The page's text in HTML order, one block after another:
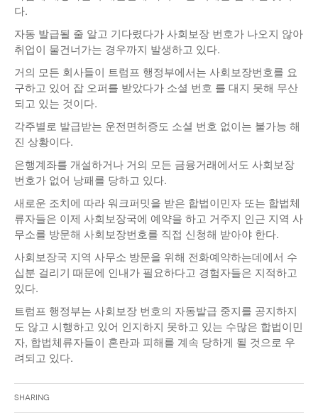
다.
자동 발급될 줄 알고 기다렸다가 사회보장 번호가 나오지 않아
취업이 물건너가는 경우까지 발생하고 있다.
거의 모든 회사들이 트럼프 행정부에서는 사회보장번호를 요
구하고 있어 잡 오퍼를 받았다가 소셜 번호 를 대지 못해 무산
되고 있는 것이다.
각주별로 발급받는 운전면허증도 소셜 번호 없이는 불가능 해
진 상황이다.
은행계좌를 개설하거나 거의 모든 금융거래에서도 사회보장
번호가 없어 낭패를 당하고 있다.
새로운 조치에 따라 워크퍼밋을 받은 합법이민자 또는 합법체
류자들은 이제 사회보장국에 예약을 하고 거주지 인근 지역 사
무소를 방문해 사회보장번호를 직접 신청해 받아야 한다.
사회보장국 지역 사무소 방문을 위해 전화예약하는데에서 수
십분 걸리기 때문에 인내가 필요하다고 경험자들은 지적하고
있다.
트럼프 행정부는 사회보장 번호의 자동발급 중지를 공지하지
도 않고 시행하고 있어 인지하지 못하고 있는 수많은 합법이민
자, 합법체류자들이 혼란과 피해를 계속 당하게 될 것으로 우
려되고 있다.
Sharing